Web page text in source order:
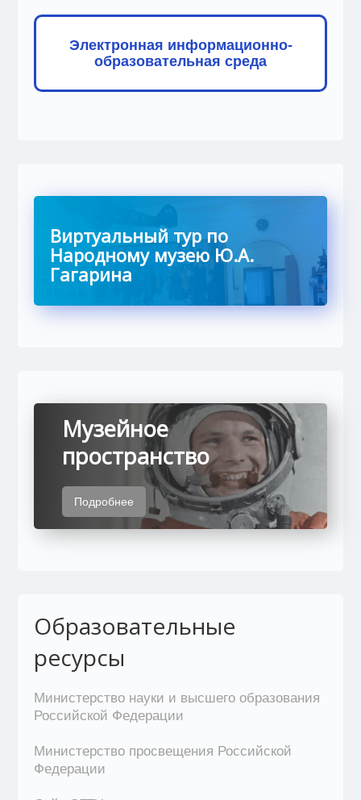
Электронная информационно-
образовательная среда
Виртуальный тур по
Народному музею Ю.А.
Гагарина
Музейное
пространство
Подробнее
Образовательные
ресурсы
Министерство науки и высшего образования
Российской Федерации
Министерство просвещения Российской
Федерации